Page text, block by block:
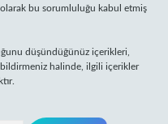
bu sorumluluğu kabul etmiş
düşündüğünüz içerikleri,
halinde, ilgili içerikler